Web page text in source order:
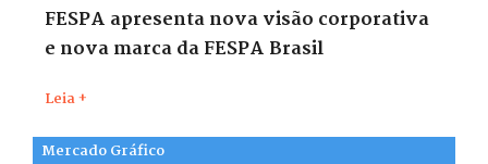
FESPA apresenta nova visão corporativa
e nova marca da FESPA Brasil
Leia +
Mercado Gráfico